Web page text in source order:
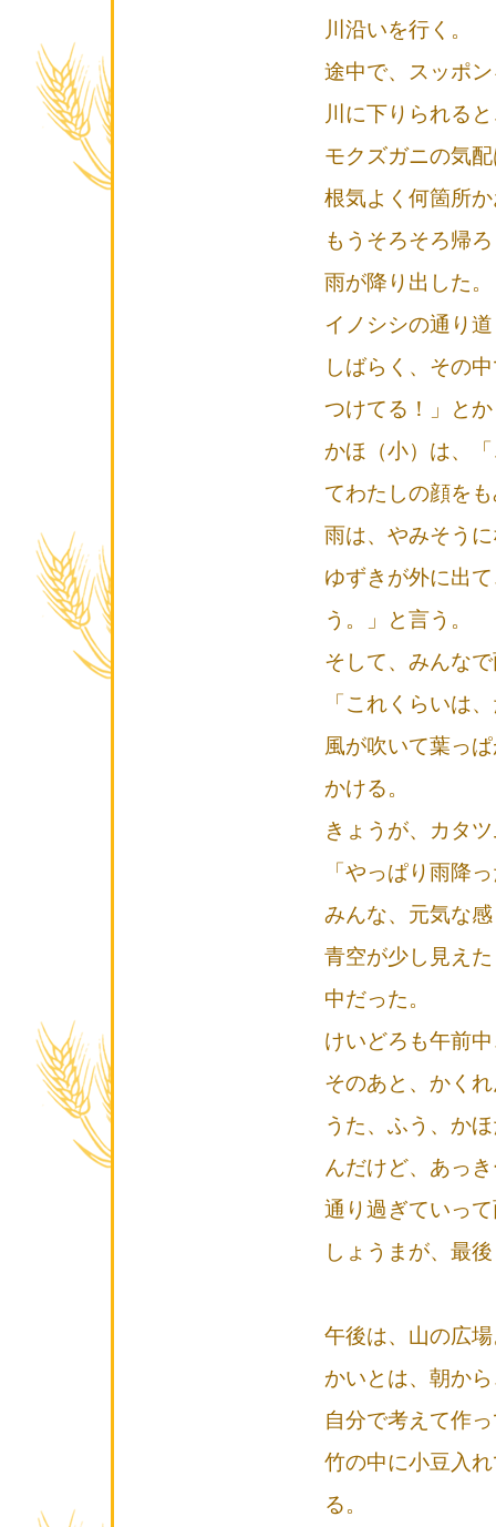
川沿いを行く。
途中で、スッポ
川に下りられる
モクズガニの気
根気よく何箇所
もうそろそろ帰
雨が降り出した。
イノシシの通り
しばらく、その
つけてる！」と
かほ（小）は、
てわたしの顔を
雨は、やみそう
ゆずきが外に出
う。」と言う。
そして、みんな
「これくらいは
風が吹いて葉っ
かける。
きょうが、カタ
「やっぱり雨降
みんな、元気な
青空が少し見え
中だった。
けいどろも午前
そのあと、かく
うた、ふう、か
んだけど、あっ
通り過ぎていっ
しょうまが、最
午後は、山の広
かいとは、朝か
自分で考えて作
竹の中に小豆入
る。